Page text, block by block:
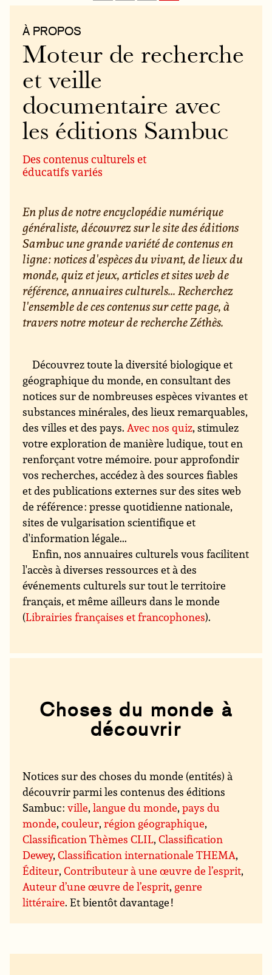
À PROPOS
Moteur de recherche
et veille
documentaire avec
les éditions Sambuc
Des contenus culturels et
éducatifs variés
En plus de notre encyclopédie numérique
généraliste, découvrez sur le site des éditions
Sambuc une grande variété de contenus en
ligne : notices d'espèces du vivant, de lieux du
monde, quiz et jeux, articles et sites web de
référence, annuaires culturels... Recherchez
l'ensemble de ces contenus sur cette page, à
travers notre moteur de recherche Zéthès.
Découvrez toute la diversité biologique et
géographique du monde, en consultant des
notices sur de nombreuses espèces vivantes et
substances minérales, des lieux remarquables,
des villes et des pays.Avec nos quiz, stimulez
votre exploration de manière ludique, tout en
renforçant votre mémoire. pour approfondir
vos recherches, accédez à des sources fiables
et des publications externes sur des sites web
de référence : presse quotidienne nationale,
sites de vulgarisation scientifique et
d'information légale...
Enfin, nos annuaires culturels vous facilitent
l'accès à diverses ressources et à des
événements culturels sur tout le territoire
français, et même ailleurs dans le monde
(Librairies françaises et francophones).
Choses du monde à
découvrir
Notices sur des choses du monde (entités) à
découvrir parmi les contenus des éditions
Sambuc :ville,langue du monde,pays du
monde,couleur,région géographique,
Classification Thèmes CLIL,Classification
Dewey,Classification internationale THEMA,
Éditeur,Contributeur à une œuvre de l’esprit,
Auteur d’une œuvre de l’esprit, genre
littéraire. Et bientôt davantage !